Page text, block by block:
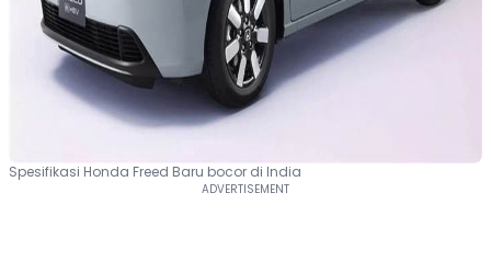
Spesifikasi Honda Freed Baru bocor di India